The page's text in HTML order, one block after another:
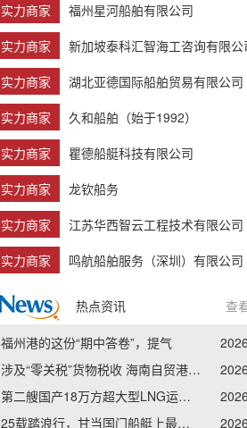
实力商家
福州星河船舶有限公司
实力商家
新加坡泰科汇智海工咨询有限公
实力商家
湖北亚德国际船舶贸易有限公司
实力商家
久和船舶（始于1992）
实力商家
瞿德船艇科技有限公司
实力商家
龙钦船务
实力商家
江苏华西智云工程技术有限公司
实力商家
鸣航船舶服务（深圳）有限公司
热点资讯 查
福州港的这份“期中答卷”，提气
涉及“零关税”货物税收 海南自贸港新一批制度集成创新案例发布
第二艘国产18万方超大型LNG运输船交付
25载踏浪行，甘当国门船艇上最牢的“螺丝钉”——记南通边检老兵李加立的“硬核”坚守